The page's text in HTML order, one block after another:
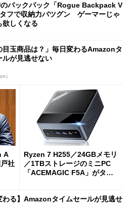
バックパック「Rogue Backpack V
フで収納力バツグン ゲーマーじゃ
欲しくなる
目玉商品は？」毎日変わるAmazonタ
ルが見逃せない
）
A
社
Ryzen 7 H255／24GBメモリ
／1TBストレージのミニPC
「ACEMAGIC F5A」がタイ
わる】Amazonタイムセールが見逃せ